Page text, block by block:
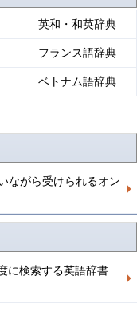
英和・和英辞典
フランス語辞典
ベトナム語辞典
ながら受けられるオン
に検索する英語辞書